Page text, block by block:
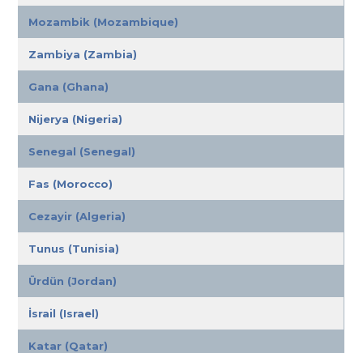
Mozambik (Mozambique)
Zambiya (Zambia)
Gana (Ghana)
Nijerya (Nigeria)
Senegal (Senegal)
Fas (Morocco)
Cezayir (Algeria)
Tunus (Tunisia)
Ürdün (Jordan)
İsrail (Israel)
Katar (Qatar)